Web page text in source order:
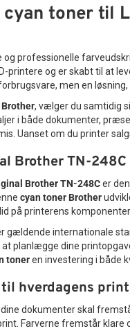
toner til
og professionelle
printere og er skabt til at
men en
, vælger du samtidig
i både dokumenter,
Uanset om du printer
Brother TN-248C
Brother TN-248Cer
cyan toner Brother
på printerens komponenter.
internationale
planlægge dine
toneren investering i både
hverdagens print
dokumenter skal
Farverne fremstår